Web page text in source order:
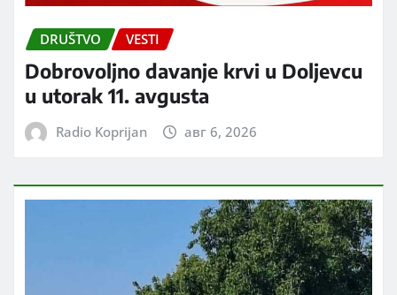
DRUŠTVO VESTI
Dobrovoljno davanje krvi u Doljevcu
u utorak 11. avgusta
Radio Koprijan авг 6, 2026